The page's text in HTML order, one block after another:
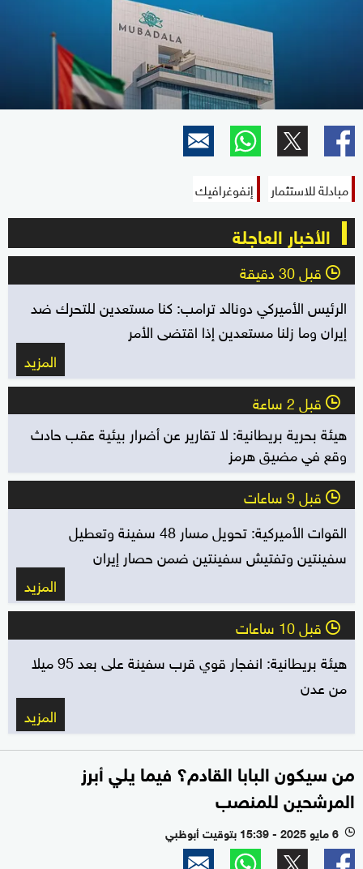
مبادلة للاستثمار إنفوغرافيك
الأخبار العاجلة
l قبل 30 دقيقة
الرئيس الأميركي دونالد ترامب: كنا مستعدين للتحرك ضد
إيران وما زلنا مستعدين إذا اقتضى الأمر
المزيد
l قبل 2 ساعة
هيئة بحرية بريطانية: لا تقارير عن أضرار بيئية عقب حادث
وقع في مضيق هرمز
l قبل 9 ساعات
القوات الأميركية: تحويل مسار 48 سفينة وتعطيل
سفينتين وتفتيش سفينتين ضمن حصار إيران
المزيد
l قبل 10 ساعات
هيئة بريطانية: انفجار قوي قرب سفينة على بعد 95 ميلا
من عدن
المزيد
من سيكون البابا القادم؟ فيما يلي أبرز
المرشحين للمنصب
l 6 مايو 2025 - 15:39 بتوقيت أبوظبي